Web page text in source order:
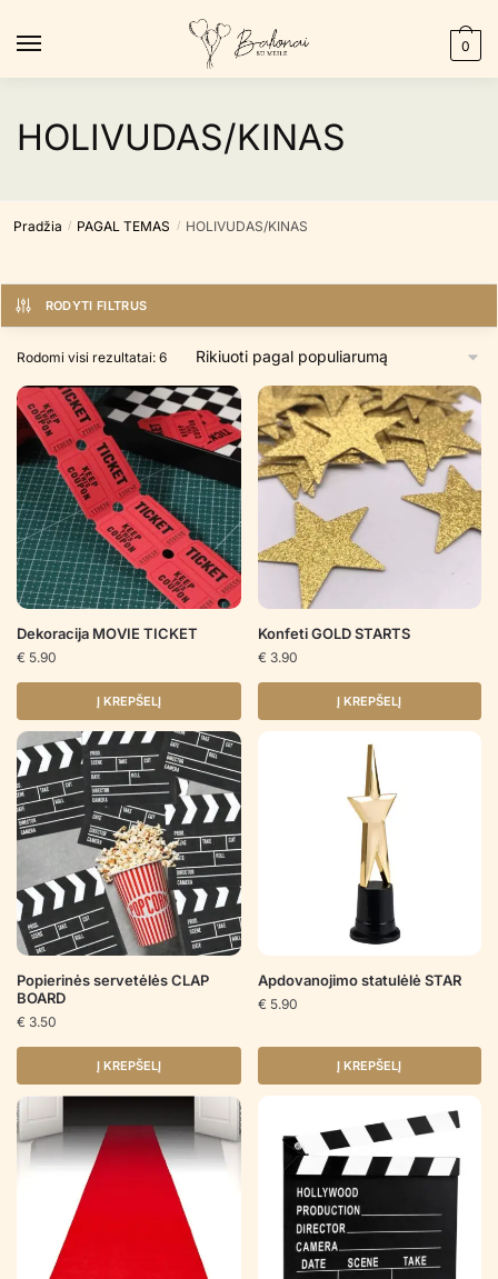
0
HOLIVUDAS/KINAS
Pradžia / PAGAL TEMAS / HOLIVUDAS/KINAS
RODYTI FILTRUS
Rodomi visi rezultatai: 6Rūšiuojama
populiarumą
Dekoracija MOVIE TICKET
€ 5.90
Į KREPŠELĮ
Konfeti GOLD STARTS
€ 3.90
Į KREPŠELĮ
Popierinės servetėlės CLAP
BOARD
€ 3.50
Į KREPŠELĮ
Apdovanojimo statulėlė STAR
€ 5.90
Į KREPŠELĮ